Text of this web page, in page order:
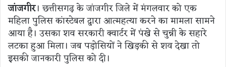
जांजगीर। छत्तीसगढ़ के जांजगीर जिले में मंगलवार को एक
महिला पुलिस कांस्टेबल द्वारा आत्महत्या करने का मामला सामने
आया है। उसका शव सरकारी क्वार्टर में पंखे से चुन्नी के सहारे
लटका हुआ मिला। जब पड़ोसियों ने खिड़की से शव देखा तो
इसकी जानकारी पुलिस को दी।